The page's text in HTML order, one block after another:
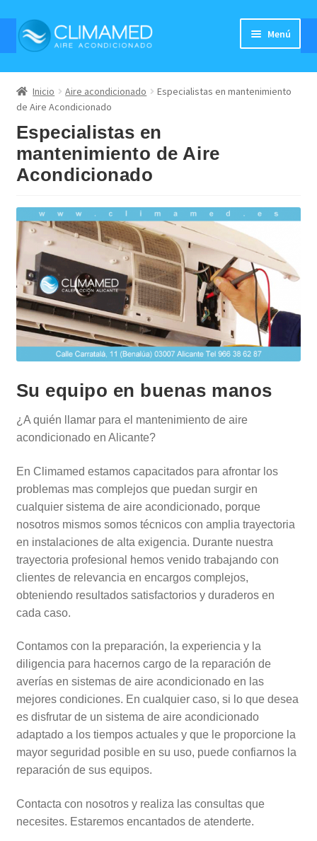
Ir
a
Ir
al
Menú
PRODUCTOS
SERVICIOS
MARCAS
hijo
CONTACTAR
Inicio Aire acondicionado
Especialistas en mantenimiento
de Aire Acondicionado
Especialistas en
mantenimiento de Aire
Acondicionado
Su equipo en buenas manos
¿A quién llamar para el mantenimiento de aire
acondicionado en Alicante?
En Climamed estamos capacitados para afrontar los
problemas mas complejos que puedan surgir en
cualquier sistema de aire acondicionado, porque
nosotros mismos somos técnicos con amplia trayectoria
en instalaciones de alta exigencia. Durante nuestra
trayectoria profesional hemos venido trabajando con
clientes de relevancia en encargos complejos,
obteniendo resultados satisfactorios y duraderos en
cada caso.
Contamos con la preparación, la experiencia y la
diligencia para hacernos cargo de la reparación de
averías en sistemas de aire acondicionado en las
mejores condiciones. En cualquier caso, si lo que desea
es disfrutar de un sistema de aire acondicionado
adaptado a los tiempos actuales y que le proporcione la
mayor seguridad posible en su uso, puede confiarnos la
reparación de sus equipos.
Contacta con nosotros y realiza las consultas que
necesites. Estaremos encantados de atenderte.